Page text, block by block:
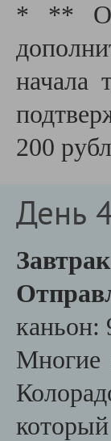
* **
начала
200
День
каньон:
Многие